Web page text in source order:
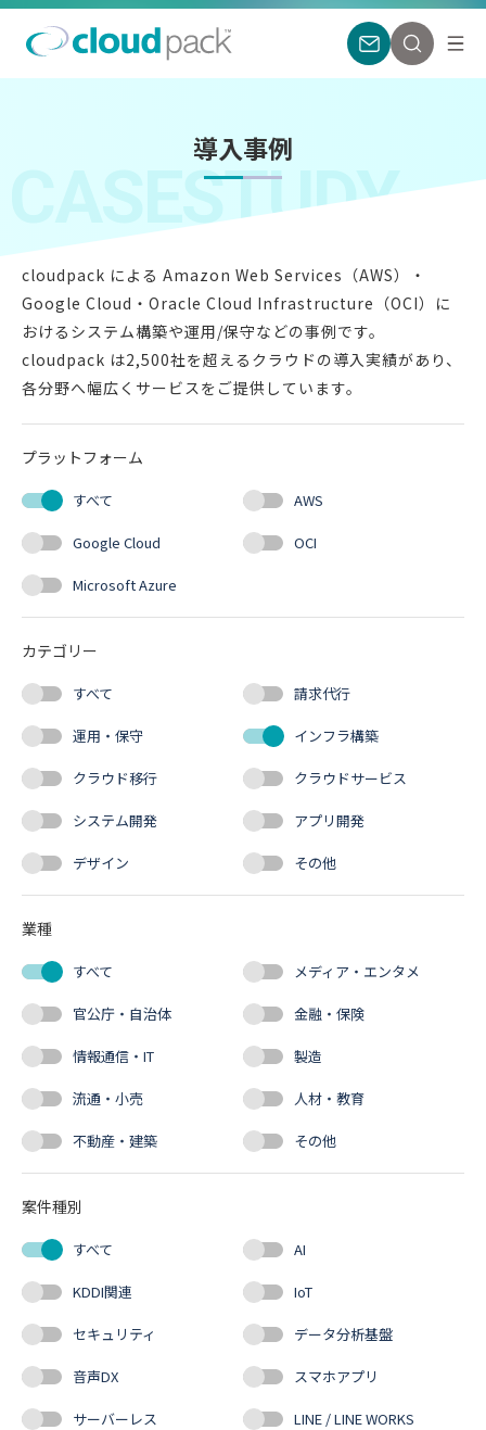
導入事例
CASESTUDY
cloudpack による Amazon Web Services（AWS）・
Google Cloud・ Oracle Cloud Infrastructure（OCI）に
おけるシステム構築や運用/保守などの事例です。
cloudpack は2,500社を超えるクラウドの導入実績があり、
各分野へ幅広くサービスをご提供しています。
プラットフォーム
すべて AWS
Google Cloud OCI
Microsoft Azure
カテゴリー
すべて 請求代行
運用・保守 インフラ構築
クラウド移行 クラウドサービス
システム開発 アプリ開発
デザイン その他
業種
すべて メディア・エンタメ
官公庁・自治体 金融・保険
情報通信・IT 製造
流通・小売 人材・教育
不動産・建築 その他
案件種別
すべて AI
KDDI関連 IoT
セキュリティ データ分析基盤
音声DX スマホアプリ
サーバーレス LINE / LINE WORKS